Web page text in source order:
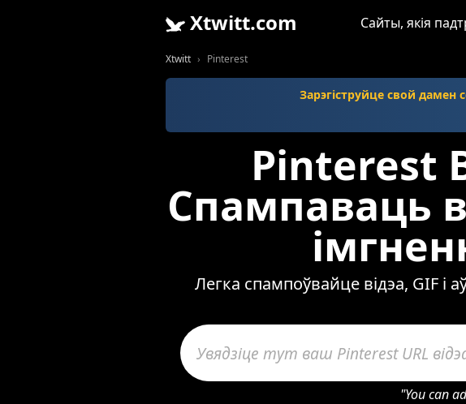
Xtwitt.com Сайты, якія
Xtwitt Pinterest
Зарэгіструйце свой дамен
Pinterest
Спампаваць
Легка спампоўвайце відэа, GIF і
"You can